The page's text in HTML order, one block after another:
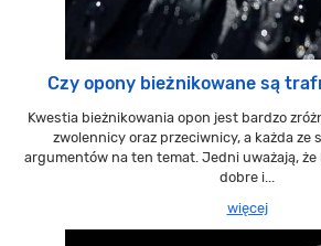
Czy opony bieżnikowane są
Kwestia bieżnikowania opon jest bardzo
zwolennicy oraz przeciwnicy, a każda ze
argumentów na ten temat. Jedni uważają,
dobre i...
więcej